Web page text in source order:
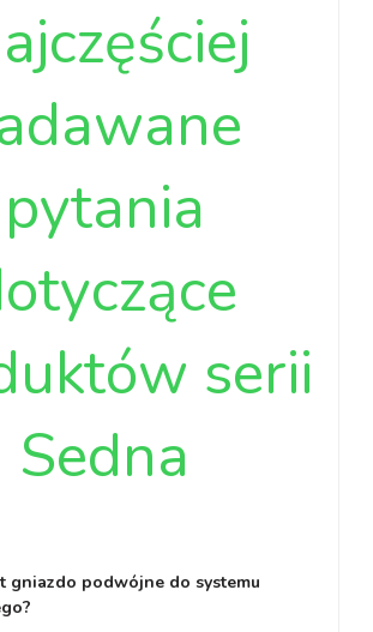
pytania
serii
Sedna
gniazdo podwójne do systemu